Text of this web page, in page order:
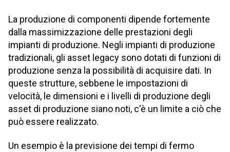
La produzione di componenti dipende fortemente
dalla massimizzazione delle prestazioni degli
impianti di produzione. Negli impianti di produzione
tradizionali, gli asset legacy sono dotati di funzioni di
produzione senza la possibilità di acquisire dati. In
queste strutture, sebbene le impostazioni di
velocità, le dimensioni e i livelli di produzione degli
asset di produzione siano noti, c'è un limite a ciò che
può essere realizzato.
Un esempio è la previsione dei tempi di fermo